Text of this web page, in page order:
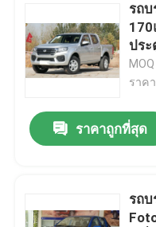
รถ
170
ประ
MOQ
ราค
ราคาถูกที่สุด
รถ